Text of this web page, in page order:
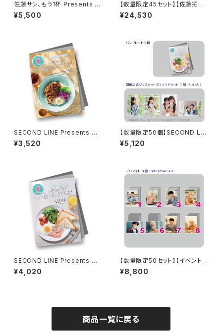
佐藤サン、もう1杯 Presents み
んなに会いに行くよ！IN 大阪 グ
ッズセット
¥5,500
【数量限定45セット】【佐藤拓也
さん直筆サイン入りフォトブッ
ク】【イベント会場特典付き】佐
ト 2025.12.21 コンプリートセッ
¥24,530
SECOND LINE Presents み
んなに会いに行くよ! 第38回 in
富山 パンフレット
¥3,520
【数量限定50個】SECOND LIN
E Presents みんなに会いに行
くよ! 第46回 in 静岡 開催記念
¥5,120
SECOND LINE Presents み
んなに会いに行くよ! 第46回 in
静岡 パンフレット
¥4,020
【数量限定50セット】【イベント
会場特典付き】SECOND LINE
Presents みんなに会いに行く
¥8,800
商品一覧に戻る